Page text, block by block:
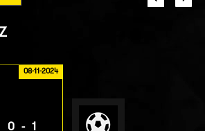
08-11-2024
0-1